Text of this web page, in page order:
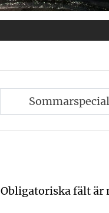
Obligatoriska fält är